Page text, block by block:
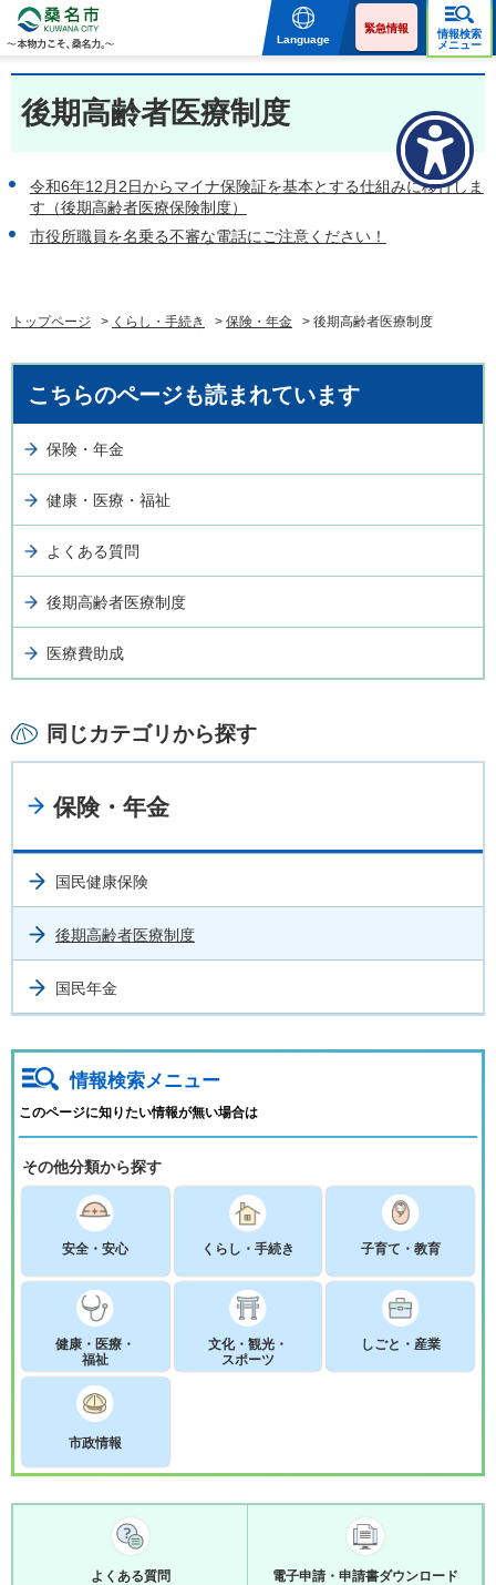
物力こそ、桑名力。
Language
緊急情報
情報検索
メニュー
後期高齢者医療制度
令和6年12月2日からマイナ保険証を基本とする仕組みに移行しま
す（後期高齢者医療保険制度）
市役所職員を名乗る不審な電話にご注意ください！
トップページ > くらし・手続き > 保険・年金 > 後期高齢者医療制度
こちらのページも読まれています
保険・年金
健康・医療・福祉
よくある質問
後期高齢者医療制度
医療費助成
同じカテゴリから探す
保険・年金
国民健康保険
後期高齢者医療制度
国民年金
情報検索メニュー
このページに知りたい情報が無い場合は
その他分類から探す
安全・安心 くらし・手続き 子育て・教育
健康・医療・
福祉
文化・観光・
スポーツ
しごと・産業
市政情報
よくある質問 電子申請・申請書ダウンロード